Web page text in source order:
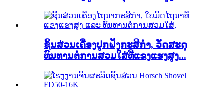
ຊິ້ນສ່ວນເຄື່ອງປູກຝັງກະສິກໍາ, ວັດສະດຸ
ທົນທານຕໍ່ການສວມໃສ່ທີ່ແຂງແຮງສູງ...